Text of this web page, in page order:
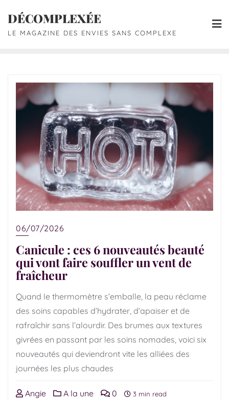
DÉCOMPLEXÉE
LE MAGAZINE DES ENVIES SANS COMPLEXE
06/07/2026
Canicule : ces 6 nouveautés beauté
qui vont faire souffler un vent de
fraîcheur
Quand le thermomètre s’emballe, la peau réclame
des soins capables d’hydrater, d’apaiser et de
rafraîchir sans l’alourdir. Des brumes aux textures
givrées en passant par les soins nomades, voici six
nouveautés qui deviendront vite les alliées des
journées les plus chaudes
Angie A la une 0 3 min read